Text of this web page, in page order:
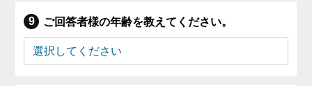
ご回答者様の年齢を教えてください。